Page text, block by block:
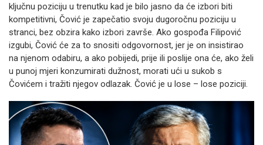
ključnu poziciju u trenutku kad je bilo jasno da će izbori biti
kompetitivni, Čović je zapečatio svoju dugoročnu poziciju u
stranci, bez obzira kako izbori završe. Ako gospođa Filipović
izgubi, Čović će za to snositi odgovornost, jer je on insistirao
na njenom odabiru, a ako pobijedi, prije ili poslije ona će, ako želi
u punoj mjeri konzumirati dužnost, morati ući u sukob s
Čovićem i tražiti njegov odlazak. Čović je u lose – lose poziciji.